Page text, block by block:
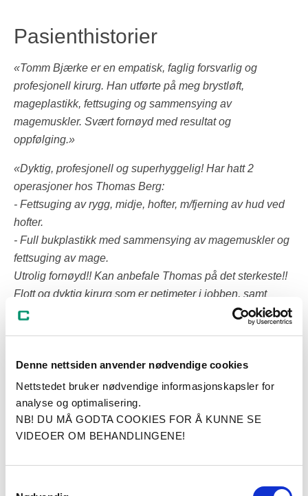
Denne nettsiden anvender nødvendige cookies
Nettstedet bruker nødvendige informasjonskapsler for
analyse og optimalisering.
NB! DU MÅ GODTA COOKIES FOR Å KUNNE SE
VIDEOER OM BEHANDLINGENE!
Pasienthistorier
«Tomm Bjærke er en empatisk, faglig forsvarlig og
profesjonell kirurg. Han utførte på meg brystløft,
mageplastikk, fettsuging og sammensying av
magemuskler. Svært fornøyd med resultat og
oppfølging.»
«Dyktig, profesjonell og superhyggelig! Har hatt 2
operasjoner hos Thomas Berg:
- Fettsuging av rygg, midje, hofter, m/fjerning av hud ved
hofter.
- Full bukplastikk med sammensying av magemuskler og
fettsuging av mage.
Utrolig fornøyd!! Kan anbefale Thomas på det sterkeste!!
Flott og dyktig kirurg som er petimeter i jobben, samt
følger deg godt opp etter operasjon. Vil også skryte av
Les mer om fettsuging her
Les hva pasienter som har tatt fettsuging ved Cosmo